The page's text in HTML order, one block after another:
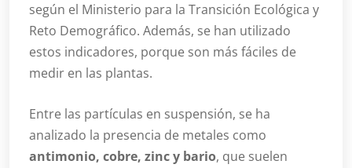
según el Ministerio para la Transición Ecológica y
Reto Demográfico. Además, se han utilizado
estos indicadores, porque son más fáciles de
medir en las plantas.
Entre las partículas en suspensión, se ha
analizado la presencia de metales como
antimonio, cobre, zinc y bario, que suelen